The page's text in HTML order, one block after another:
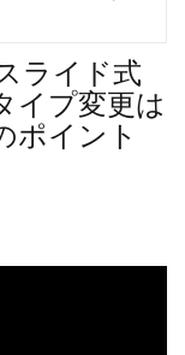
ライド式
イプ変更は
ポイント